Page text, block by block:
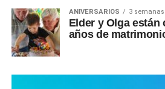
ANIVERSARIOS 3 semanas
Elder y Olga están
años de